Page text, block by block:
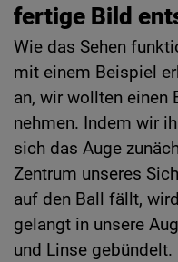
fertige Bild
Wie das Sehen
mit einem Beispiel
an, wir wollten einen
nehmen. Indem wir
sich das Auge
Zentrum unseres
auf den Ball fällt,
gelangt in unsere
und Linse gebündelt.